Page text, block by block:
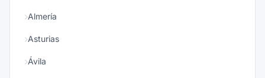
Almería
Asturias
Ávila